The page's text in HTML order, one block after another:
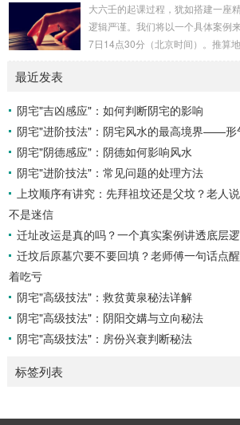
26年丙午，是火力全开的一年。因
火”的人，等于得到了天地最强能
运势自然一飞冲天。八字命局中“忌
大六壬的起课过程，犹如搭建一座
逻辑严谨。我们将以一个具体案例
7日14点30分（北京时间）。推算
你需要：一张空白的天地盘（内含
干日支。第二步：核心步骤——排四
步必须精准。1. 定月将（布“天盘”的...
最近发表
阴宅"吉凶感应"：如何判断阴宅的影响
阴宅"进阶技法"：阴宅风水的最高境界——形
阴宅"阴德感应"：阴德如何影响风水
阴宅"进阶技法"：常见问题的处理方法
上坟顺序有讲究：先拜祖坟还是父坟？老人
不是迷信
迁址改运是真的吗？一个真实案例讲透底层
迁坟后原墓穴要不要回填？老师傅一句话点
着吃亏
阴宅"高级技法"：救贫黄泉秘法详解
阴宅"高级技法"：阴阳交媾与立向秘法
阴宅"高级技法"：房份兴衰判断秘法
标签列表